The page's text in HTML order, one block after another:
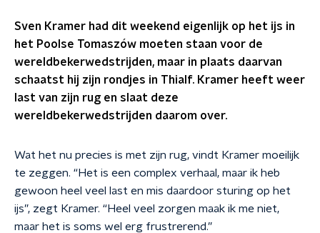
Sven Kramer had dit weekend eigenlijk op het ijs in
het Poolse Tomaszów moeten staan voor de
wereldbekerwedstrijden, maar in plaats daarvan
schaatst hij zijn rondjes in Thialf. Kramer heeft weer
last van zijn rug en slaat deze
wereldbekerwedstrijden daarom over.
Wat het nu precies is met zijn rug, vindt Kramer moeilijk
te zeggen. “Het is een complex verhaal, maar ik heb
gewoon heel veel last en mis daardoor sturing op het
ijs”, zegt Kramer. “Heel veel zorgen maak ik me niet,
maar het is soms wel erg frustrerend.”